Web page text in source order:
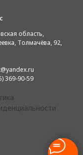
область,
Толмачёва, 92,
369-90-59